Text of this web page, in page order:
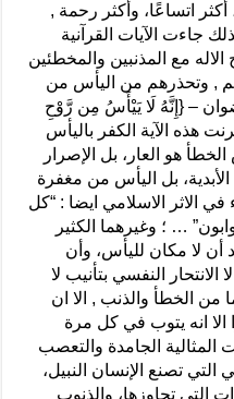
اتساعًا، وأكثر رحمة ,
جاءت الآيات القرآنية
مع المذنبين والمخطئين
, وتحذرهم من اليأس من
– {إِنَّهُ لَا يَيْأَسُ مِن رَّوْحِ
هذه الآية الكفر باليأس
هو العار، بل الإصرار
بل اليأس من مغفرة
في الاثر الاسلامي ايضا : “كل
… ؛ وغيرهما الكثير
أن لا مكان لليأس، وأن
النفسي بتأنيب لا
الخطأ والذنب , الا ان
الا انه يتوب في كل مرة
الجامدة والتعصب
تصنع الإنسان النبيل،
التي تجاوزها، والذنوب